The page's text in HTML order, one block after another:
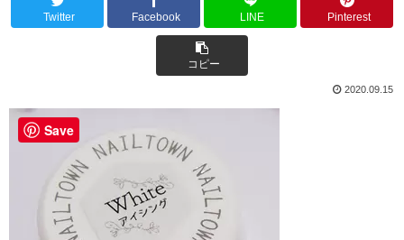
Twitter Facebook LINE Pinterest
コピー
2020.09.15
Save